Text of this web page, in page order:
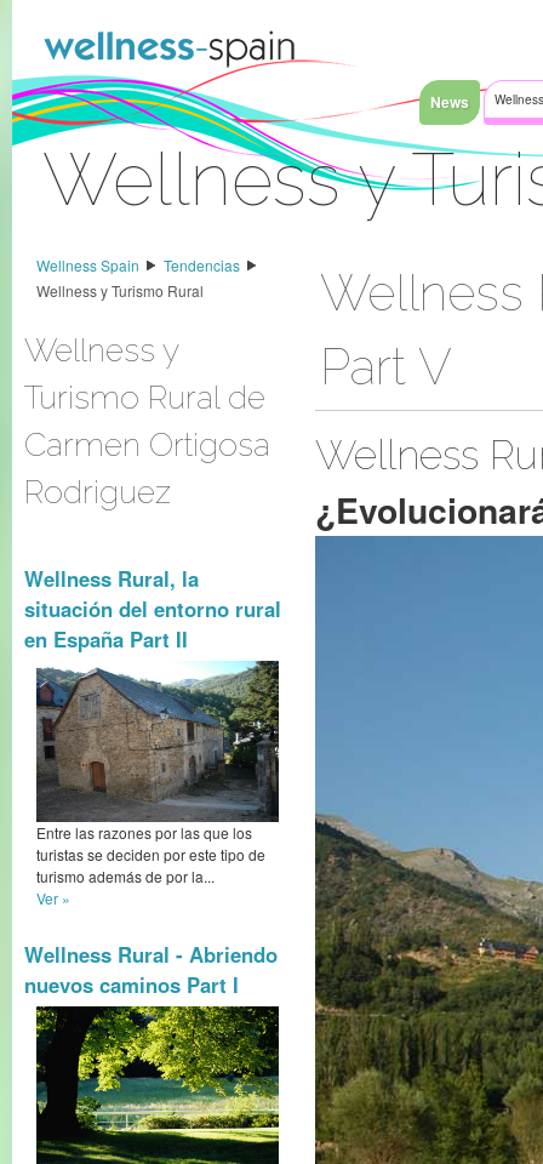
News
Wellness y
Wellness Spain
Tendencias
Wellness y Turismo Rural
Wellness y
Turismo Rural de
Carmen Ortigosa
Rodriguez
Wellness Rural, la
situación del entorno rural
en España Part II
Entre las razones por las que los
turistas se deciden por este tipo de
turismo además de por la...
Ver »
Wellness Rural - Abriendo
nuevos caminos Part I
Wellness
Part V
Wellness